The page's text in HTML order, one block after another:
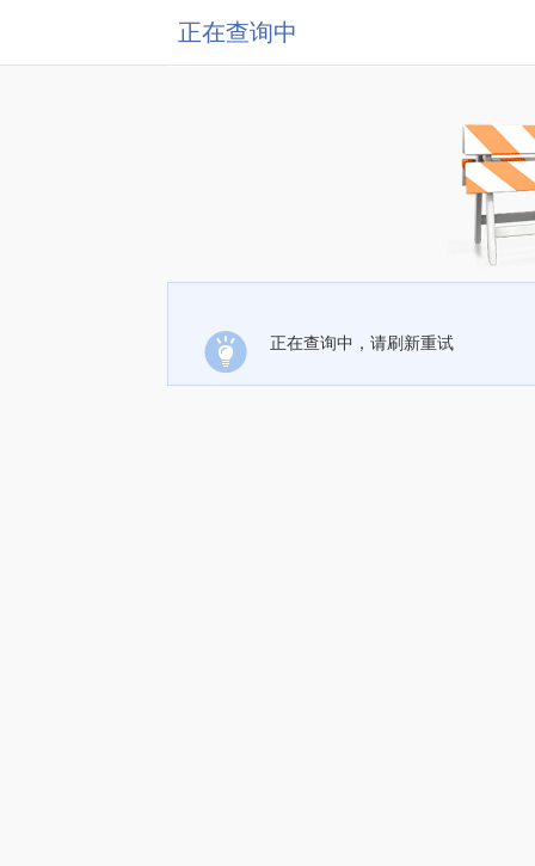
正在查询中
正在查询中，请刷新重试